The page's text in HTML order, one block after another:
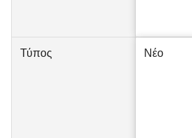
Τύπος Νέο